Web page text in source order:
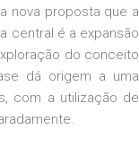
nova proposta que a
central é a expansão
do conceito
dá origem a uma
com a utilização de